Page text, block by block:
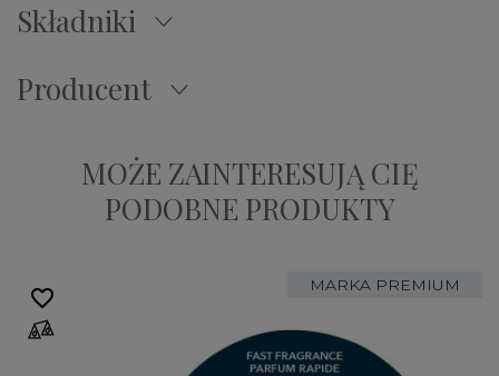
Składniki
Producent
MOŻE ZAINTERESUJĄ CIĘ
PODOBNE PRODUKTY
MARKA PREMIUM
favorite_border